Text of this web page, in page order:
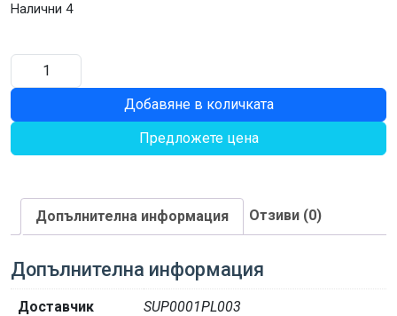
Налични 4
количество
за
hub
assembly
front
tine
Добавяне в количката
Предложете цена
Допълнителна информация Отзиви (0)
Допълнителна информация
Доставчик SUP0001PL003